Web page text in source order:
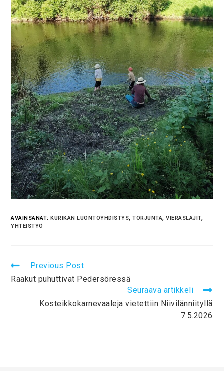
AVAINSANAT: KURIKAN LUONTOYHDISTYS, TORJUNTA, VIERASLAJIT,
YHTEISTYÖ
Previous Post
Raakut puhuttivat Pedersöressä
Seuraava artikkeli
Kosteikkokarnevaaleja vietettiin Niivilänniityllä
7.5.2026